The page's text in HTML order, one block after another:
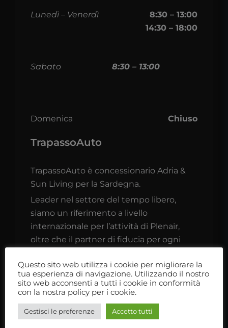
Lunedì – Venerdì
8:30 – 13:00
14:30 – 18:00
Sabato 8:30 – 13:00
Domenica Chiuso
TrapassoAuto
TrapassoAuto è concessionario Adria &
Sun Living per la Sardegna.
Leader nel settore del tempo libero,
siamo un riferimento a livello
internazionale per l’attività di Plenair,
oltre che il partner di fiducia per ogni
Ti aspettiamo nel nostro showroom
Questo sito web utilizza i cookie per migliorare la
tua esperienza di navigazione. Utilizzando il nostro
sito web acconsenti a tutti i cookie in conformità
con la nostra policy per i cookie.
Gestisci le preferenze Accetto tutti